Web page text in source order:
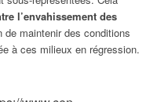
l’envahissement des
de maintenir des conditions
à ces milieux en régression.